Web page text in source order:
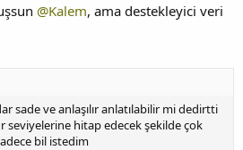
@Kalem, ama destekleyici veri
sade ve anlaşılır anlatılabilir mi dedirtti
seviyelerine hitap edecek şekilde çok
bil istedim